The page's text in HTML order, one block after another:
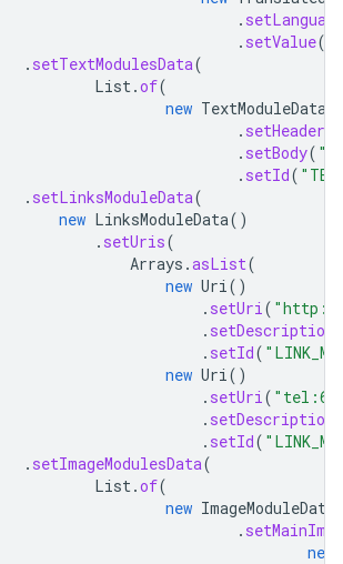
. setLanguage
. setValue(
. setTextModulesData(
List.of(
new TextModuleData
. setHeader
. setBody(
. setId(
. setLinksModuleData(
new LinksModuleData()
. setUris(
Arrays .asList(
new Uri()
. setUri( "http://
. setDescription
. setId(
new Uri()
. setUri(
. setDescription
. setId(
. setImageModulesData(
List.of(
new ImageModuleData
.
new